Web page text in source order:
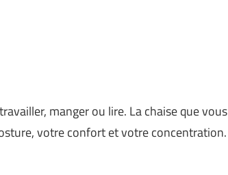
manger ou lire. La chaise que vous
votre confort et votre concentration.